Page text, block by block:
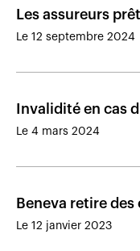
Les assureurs
les médecins,
Le 12 septembre 2024
Invalidité en cas
un formulaire
Le 4 mars 2024
Beneva retire des
de prescription
Le 12 janvier 2023